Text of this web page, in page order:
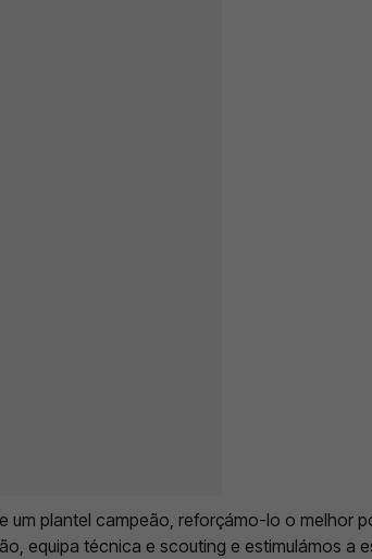
um plantel campeão, reforçámo-lo o melhor
equipa técnica e scouting e estimulámos a